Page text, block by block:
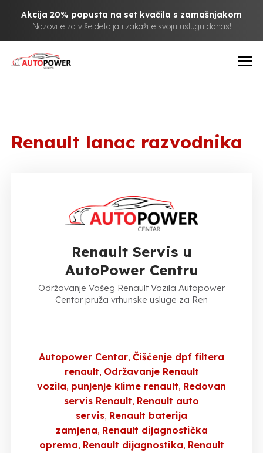
Akcija 20% popusta na set kvačila s zamašnjakom
Nazovite za više detalja i zakažite svoju uslugu danas!
Renault lanac razvodnika
Renault Servis u
AutoPower Centru
Održavanje Vašeg Renault Vozila Autopower
Centar pruža vrhunske usluge za Ren
Autopower Centar Čišćenje dpf filtera
renault Održavanje Renault
vozila punjenje klime renault Redovan
servis Renault Renault auto
servis Renault baterija
zamjena Renault dijagnostička
oprema Renault dijagnostika Renault